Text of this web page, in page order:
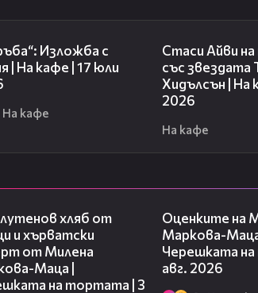
Изложба с
| На кафе | 17 юли
На кафе
Стаси Айви
със звездата
Хидълсън | На
2026
На кафе
хляб от
и хърватски
от Милена
Маца |
на тортата | 3
Оценките на
Маркова-Маца
Черешката
авг. 2026